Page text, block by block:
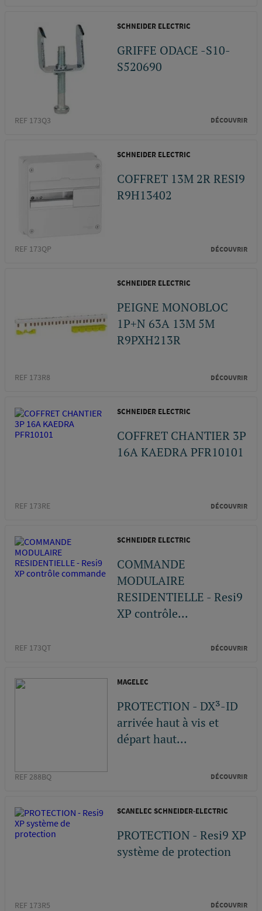
SCHNEIDER ELECTRIC
GRIFFE ODACE -S10-
S520690
REF 173Q3 DÉCOUVRIR
SCHNEIDER ELECTRIC
COFFRET 13M 2R RESI9
R9H13402
REF 173QP DÉCOUVRIR
SCHNEIDER ELECTRIC
PEIGNE MONOBLOC
1P+N 63A 13M 5M
R9PXH213R
REF 173R8 DÉCOUVRIR
SCHNEIDER ELECTRIC
COFFRET CHANTIER 3P
16A KAEDRA PFR10101
REF 173RE DÉCOUVRIR
SCHNEIDER ELECTRIC
COMMANDE
MODULAIRE
RESIDENTIELLE - Resi9
XP contrôle...
REF 173QT DÉCOUVRIR
MAGELEC
PROTECTION - DX³-ID
arrivée haut à vis et
départ haut...
REF 288BQ DÉCOUVRIR
SCANELEC SCHNEIDER-ELECTRIC
PROTECTION - Resi9 XP
système de protection
REF 173R5 DÉCOUVRIR